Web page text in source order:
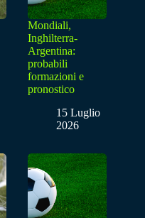
Mondiali,
Inghilterra-
Argentina:
probabili
formazioni e
pronostico
15 Luglio
2026